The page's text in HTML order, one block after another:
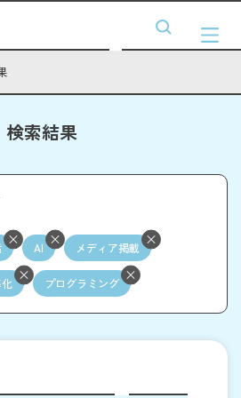
検索結果
AI メディア掲載
プログラミング